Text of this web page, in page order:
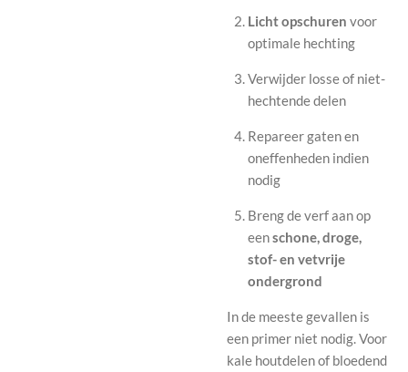
Licht opschuren voor
optimale hechting
Verwijder losse of niet-
hechtende delen
Repareer gaten en
oneffenheden indien
nodig
Breng de verf aan op
eenschone, droge,
stof- en vetvrije
ondergrond
In de meeste gevallen is
een primer niet nodig. Voor
kale houtdelen of bloedend